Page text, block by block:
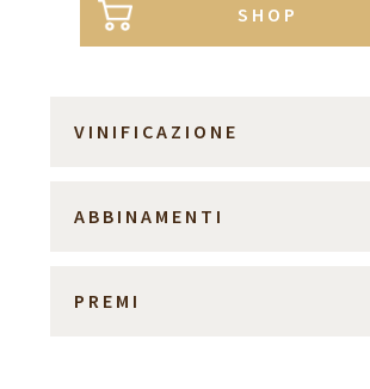
SHOP
VINIFICAZIONE
ABBINAMENTI
PREMI